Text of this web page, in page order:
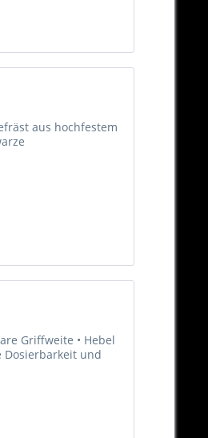
aus hochfestem
Griffweite • Hebel
Dosierbarkeit und